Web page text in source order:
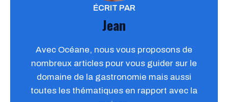
ÉCRIT PAR
Jean
Avec Océane, nous vous proposons de
nombreux articles pour vous guider sur le
domaine de la gastronomie mais aussi
toutes les thématiques en rapport avec la